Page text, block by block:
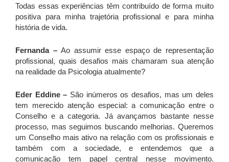
Todas essas experiências têm contribuído de forma muito
positiva para minha trajetória profissional e para minha
história de vida.
Fernanda –Ao assumir esse espaço de representação
profissional, quais desafios mais chamaram sua atenção
na realidade da Psicologia atualmente?
Eder Eddine – São inúmeros os desafios, mas um deles
tem merecido atenção especial: a comunicação entre o
Conselho e a categoria. Já avançamos bastante nesse
processo, mas seguimos buscando melhorias. Queremos
um Conselho mais ativo na relação com os profissionais e
também com a sociedade, e entendemos que a
comunicação tem papel central nesse movimento.